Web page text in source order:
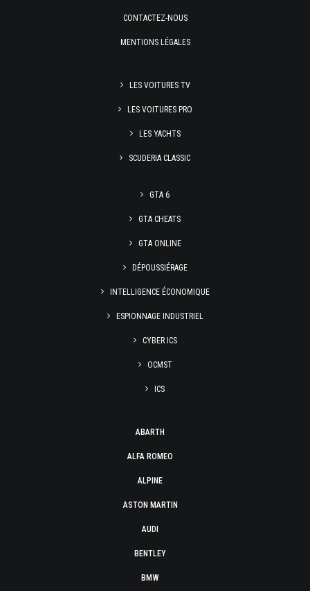
CONTACTEZ-NOUS
MENTIONS LÉGALES
LES VOITURES TV
LES VOITURES PRO
LES YACHTS
SCUDERIA CLASSIC
GTA 6
GTA CHEATS
GTA ONLINE
DÉPOUSSIÉRAGE
INTELLIGENCE ÉCONOMIQUE
ESPIONNAGE INDUSTRIEL
CYBER ICS
OCMST
ICS
ABARTH
ALFA ROMEO
ALPINE
ASTON MARTIN
AUDI
BENTLEY
BMW